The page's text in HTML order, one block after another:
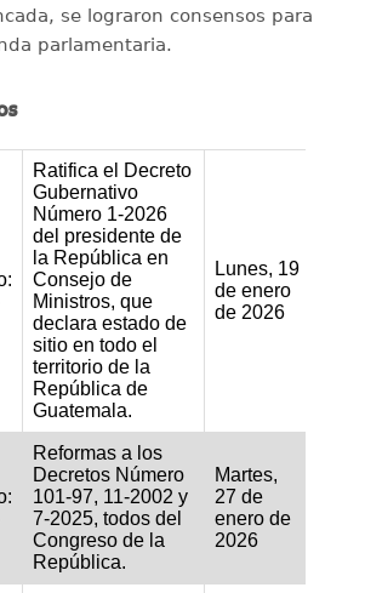
se lograron consensos para
parlamentaria.
Ratifica el Decreto
Gubernativo
Número 1-2026
del presidente de
la República en
Consejo de
Ministros, que
declara estado de
sitio en todo el
territorio de la
República de
Guatemala.
Lunes, 19
de enero
de 2026
Reformas a los
Decretos Número
101-97, 11-2002 y
7-2025, todos del
Congreso de la
República.
Martes,
27 de
enero de
2026